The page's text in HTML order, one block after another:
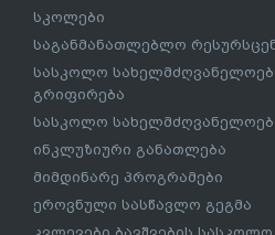
სკოლები
საგანმანათლებლო
სასკოლო
გრიფირება
სასკოლო
ინკლუზიური განათლება
მიმდინარე პროგრამები
ეროვნული სასწავლო გეგმა